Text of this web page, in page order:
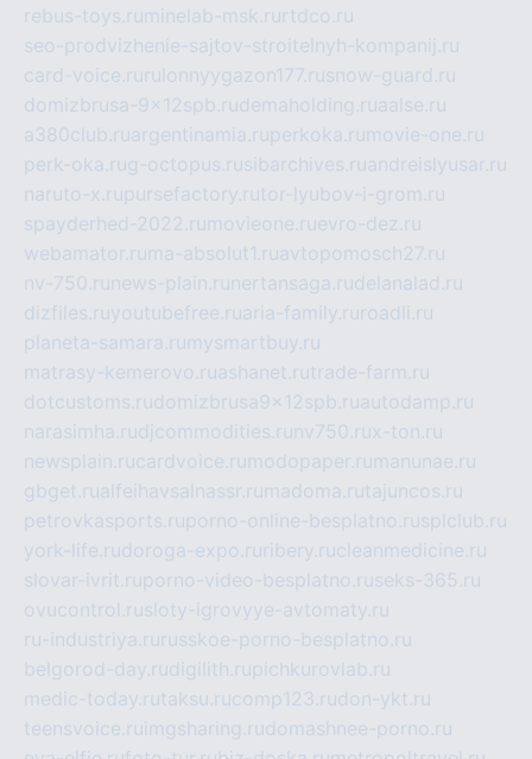
rebus-toys.ru minelab-msk.ru rtdco.ru
seo-prodvizhenie-sajtov-stroitelnyh-kompanij.ru
card-voice.ru rulonnyygazon177.rusnow-guard.ru
domizbrusa-9x12spb.rudemaholding.ruaalse.ru
a380club.ruargentinamia.ruperkoka.ru movie-one.ru
perk-oka.rug-octopus.rusibarchives.ruandreislyusar.ru
naruto-x.rupursefactory.rutor-lyubov-i-grom.ru
spayderhed-2022.ru movieone.ruevro-dez.ru
webamator.ru ma-absolut1.ruavtopomosch27.ru
nv-750.ru news-plain.ru nertansaga.rudelanalad.ru
dizfiles.ruyoutubefree.ruaria-family.ru roadli.ru
planeta-samara.ru mysmartbuy.ru
matrasy-kemerovo.ruashanet.rutrade-farm.ru
dotcustoms.rudomizbrusa9x12spb.ruautodamp.ru
narasimha.rudjcommodities.ru nv750.rux-ton.ru
newsplain.rucardvoice.ru modopaper.ru manunae.ru
gbget.rualfeihavsalnassr.ru madoma.rutajuncos.ru
petrovkasports.ruporno-online-besplatno.rusplclub.ru
york-life.rudoroga-expo.ru ribery.rucleanmedicine.ru
slovar-ivrit.ruporno-video-besplatno.ruseks-365.ru
ovucontrol.rusloty-igrovyye-avtomaty.ru
ru-industriya.ru russkoe-porno-besplatno.ru
belgorod-day.rudigilith.rupichkurovlab.ru
medic-today.rutaksu.rucomp123.rudon-ykt.ru
teensvoice.ru imgsharing.rudomashnee-porno.ru